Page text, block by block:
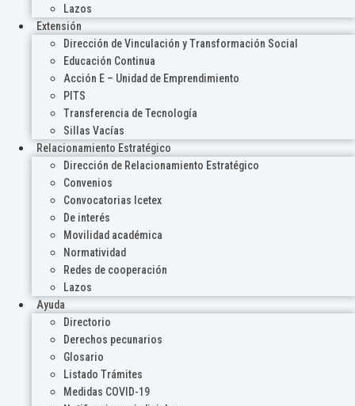
Lazos
Extensión
Dirección de Vinculación y Transformación Social
Educación Continua
Acción E – Unidad de Emprendimiento
PITS
Transferencia de Tecnología
Sillas Vacías
Relacionamiento Estratégico
Dirección de Relacionamiento Estratégico
Convenios
Convocatorias Icetex
De interés
Movilidad académica
Normatividad
Redes de cooperación
Lazos
Ayuda
Directorio
Derechos pecunarios
Glosario
Listado Trámites
Medidas COVID-19